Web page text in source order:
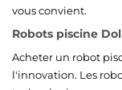
vous convient.
Robots piscine
Acheter un robot
l'innovation. Les